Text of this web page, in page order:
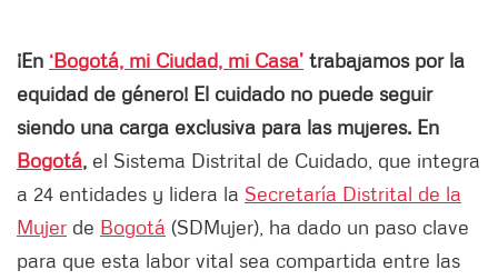
¡En ‘Bogotá, mi Ciudad, mi Casa’ trabajamos por la
equidad de género! El cuidado no puede seguir
siendo una carga exclusiva para las mujeres. En
Bogotá, el Sistema Distrital de Cuidado, que integra
a 24 entidades y lidera la Secretaría Distrital de la
Mujer de Bogotá (SDMujer), ha dado un paso clave
para que esta labor vital sea compartida entre las